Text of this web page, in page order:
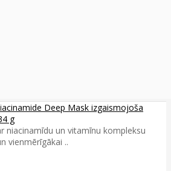
Deep Mask izgaismojoša
g
niacinamīdu un vitamīnu kompleksu
vienmērīgākai ..